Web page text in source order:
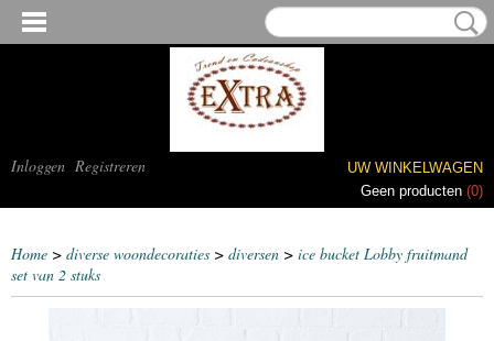
Inloggen Registreren
UW WINKELWAGEN
Geen producten (0)
Home > diverse woondecoraties > diversen > ice bucket Lobby fruitmand
set van 2 stuks